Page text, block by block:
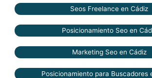
Seos Freelance en Cádiz
Posicionamiento Seo en
Marketing Seo en Cádiz
Posicionamiento para Buscadores